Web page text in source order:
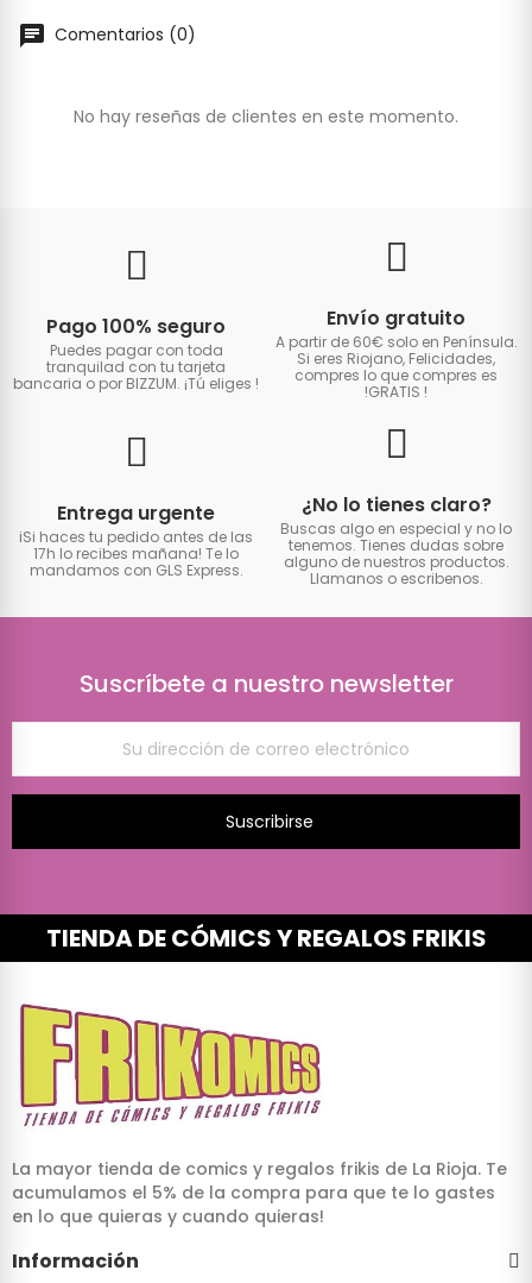
Comentarios (0)
No hay reseñas de clientes en este momento.
Pago 100% seguro
Puedes pagar con toda
tranquilad con tu tarjeta
bancaria o por BIZZUM. ¡Tú eliges !
Envío gratuito
A partir de 60€ solo en Península.
Si eres Riojano, Felicidades,
compres lo que compres es
!GRATIS !
Entrega urgente
iSi haces tu pedido antes de las
17h lo recibes mañana! Te lo
mandamos con GLS Express.
¿No lo tienes claro?
Buscas algo en especial y no lo
tenemos. Tienes dudas sobre
alguno de nuestros productos.
Llamanos o escribenos.
Suscríbete a nuestro newsletter
Suscribirse
TIENDA DE CÓMICS Y REGALOS FRIKIS
La mayor tienda de comics y regalos frikis de La Rioja. Te
acumulamos el 5% de la compra para que te lo gastes
en lo que quieras y cuando quieras!
Información